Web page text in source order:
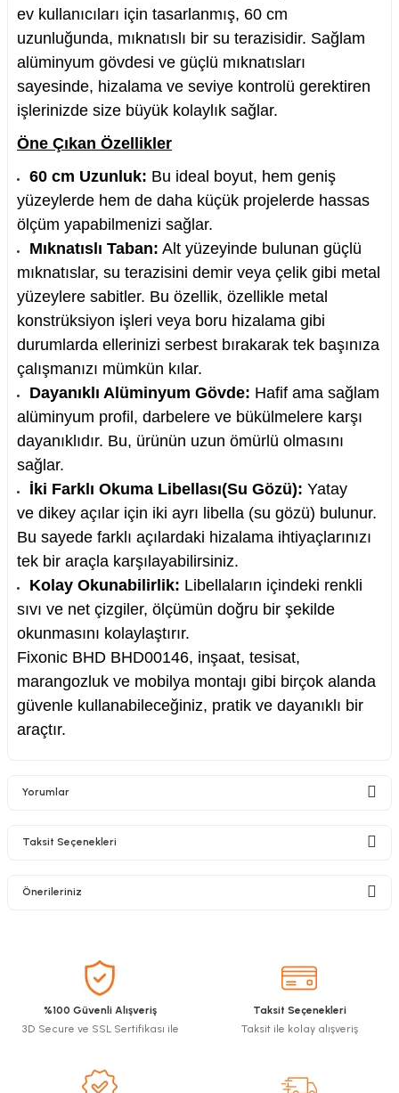
Ucu
ve Lehim Teli
ev kullanıcıları için tasarlanmış, 60 cm
uzunluğunda, mıknatıslı bir su terazisidir. Sağlam
alüminyum gövdesi ve güçlü mıknatısları
sayesinde, hizalama ve seviye kontrolü gerektiren
işlerinizde size büyük kolaylık sağlar.
Öne Çıkan Özellikler
60 cm Uzunluk: Bu ideal boyut, hem geniş
yüzeylerde hem de daha küçük projelerde hassas
ölçüm yapabilmenizi sağlar.
Mıknatıslı Taban: Alt yüzeyinde bulunan güçlü
mıknatıslar, su terazisini demir veya çelik gibi metal
yüzeylere sabitler. Bu özellik, özellikle metal
konstrüksiyon işleri veya boru hizalama gibi
durumlarda ellerinizi serbest bırakarak tek başınıza
çalışmanızı mümkün kılar.
Dayanıklı Alüminyum Gövde: Hafif ama sağlam
alüminyum profil, darbelere ve bükülmelere karşı
dayanıklıdır. Bu, ürünün uzun ömürlü olmasını
sağlar.
İki Farklı Okuma Libellası(Su Gözü): Yatay
ve dikey açılar için iki ayrı libella (su gözü) bulunur.
Bu sayede farklı açılardaki hizalama ihtiyaçlarınızı
tek bir araçla karşılayabilirsiniz.
Kolay Okunabilirlik: Libellaların içindeki renkli
sıvı ve net çizgiler, ölçümün doğru bir şekilde
okunmasını kolaylaştırır.
Fixonic BHD BHD00146, inşaat, tesisat,
marangozluk ve mobilya montajı gibi birçok alanda
güvenle kullanabileceğiniz, pratik ve dayanıklı bir
araçtır.
Yorumlar
Taksit Seçenekleri
Önerileriniz
Görüş ve önerileriniz için teşekkür ederiz.
Ürün resmi kalitesiz, bozuk veya görüntülenemiyor.
Ürün bilgilerinde hatalar bulunuyor.
%100 Güvenli Alışveriş
3D Secure ve SSL Sertifikası ile
Taksit Seçenekleri
Taksit ile kolay alışveriş